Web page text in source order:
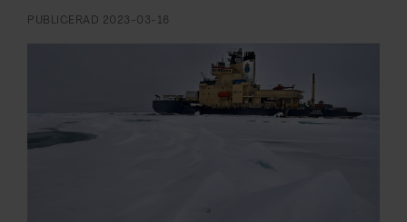
EVENEMANG & RESOR
KONTAKTA F&F
PRENUMERERA PÅ F&F
PUBLICERAD 2023-03-16